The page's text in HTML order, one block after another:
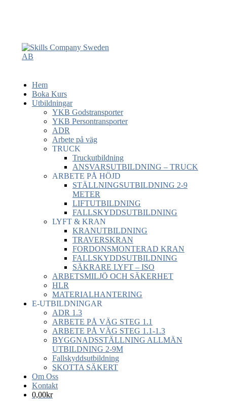
Hem
Boka Kurs
Utbildningar
YKB Godstransporter
YKB Persontransporter
ADR
Arbete på väg
TRUCK
Truckutbildning
ANSVARSUTBILDNING – TRUCK
ARBETE PÅ HÖJD
STÄLLNINGSUTBILDNING 2-9
METER
LIFTUTBILDNING
FALLSKYDDSUTBILDNING
LYFT & KRAN
KRANUTBILDNING
TRAVERSKRAN
FORDONSMONTERAD KRAN
FALLSKYDDSUTBILDNING
SÄKRARE LYFT – ISO
ARBETSMILJÖ OCH SÄKERHET
HLR
MATERIALHANTERING
E-UTBILDNINGAR
ADR 1.3
ARBETE PÅ VÄG STEG 1.1
ARBETE PÅ VÄG STEG 1.1-1.3
BYGGNADSSTÄLLNING ALLMÄN
UTBILDNING 2-9M
Fallskyddsutbildning
SKOTTA SÄKERT
Om Oss
Kontakt
0,00kr